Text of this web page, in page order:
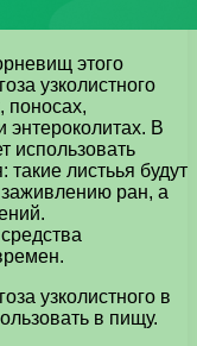
этого
узколистного
поносах,
энтероколитах. В
использовать
такие листьья будут
ран, а
узколистного в
в пищу.